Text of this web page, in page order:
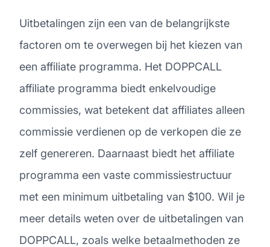
Uitbetalingen zijn een van de belangrijkste
factoren om te overwegen bij het kiezen van
een affiliate programma. Het DOPPCALL
affiliate programma biedt enkelvoudige
commissies, wat betekent dat affiliates alleen
commissie verdienen op de verkopen die ze
zelf genereren. Daarnaast biedt het affiliate
programma een vaste commissiestructuur
met een minimum uitbetaling van $100. Wil je
meer details weten over de uitbetalingen van
DOPPCALL, zoals welke betaalmethoden ze